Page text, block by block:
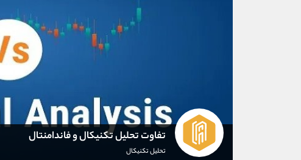
تفاوت تحلیل تکنیکال و فاندامنتال
تحلیل تکنیکال